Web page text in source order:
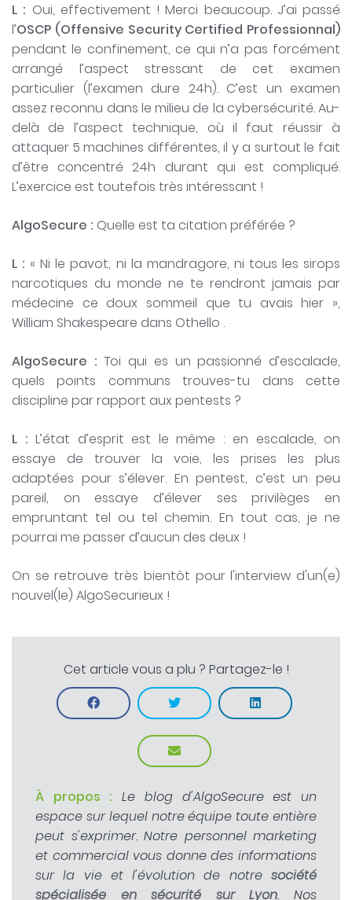
L : Oui, effectivement ! Merci beaucoup. J’ai passé
l’OSCP (Offensive Security Certified Professionnal)
pendant le confinement, ce qui n’a pas forcément
arrangé l’aspect stressant de cet examen
particulier (l’examen dure 24h). C’est un examen
assez reconnu dans le milieu de la cybersécurité. Au-
delà de l’aspect technique, où il faut réussir à
attaquer 5 machines différentes, il y a surtout le fait
d’être concentré 24h durant qui est compliqué.
L’exercice est toutefois très intéressant !
AlgoSecure : Quelle est ta citation préférée ?
L : « Ni le pavot, ni la mandragore, ni tous les sirops
narcotiques du monde ne te rendront jamais par
médecine ce doux sommeil que tu avais hier »,
William Shakespeare dans Othello .
AlgoSecure : Toi qui es un passionné d’escalade,
quels points communs trouves-tu dans cette
discipline par rapport aux pentests ?
L : L’état d’esprit est le même : en escalade, on
essaye de trouver la voie, les prises les plus
adaptées pour s’élever. En pentest, c’est un peu
pareil, on essaye d’élever ses privilèges en
empruntant tel ou tel chemin. En tout cas, je ne
pourrai me passer d’aucun des deux !
On se retrouve très bientôt pour l'interview d'un(e)
nouvel(le) AlgoSecurieux !
Cet article vous a plu ? Partagez-le !
À propos : Le blog d'AlgoSecure est un
espace sur lequel notre équipe toute entière
peut s'exprimer. Notre personnel marketing
et commercial vous donne des informations
sur la vie et l'évolution de notre société
spécialisée en sécurité sur Lyon. Nos